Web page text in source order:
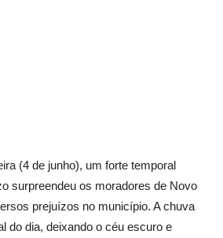
(4 de junho), um forte temporal
surpreendeu os moradores de Novo
prejuízos no município. A chuva
do dia, deixando o céu escuro e